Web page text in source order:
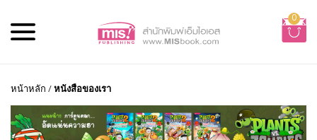
0
หน้าหลัก /หนังสือของเรา